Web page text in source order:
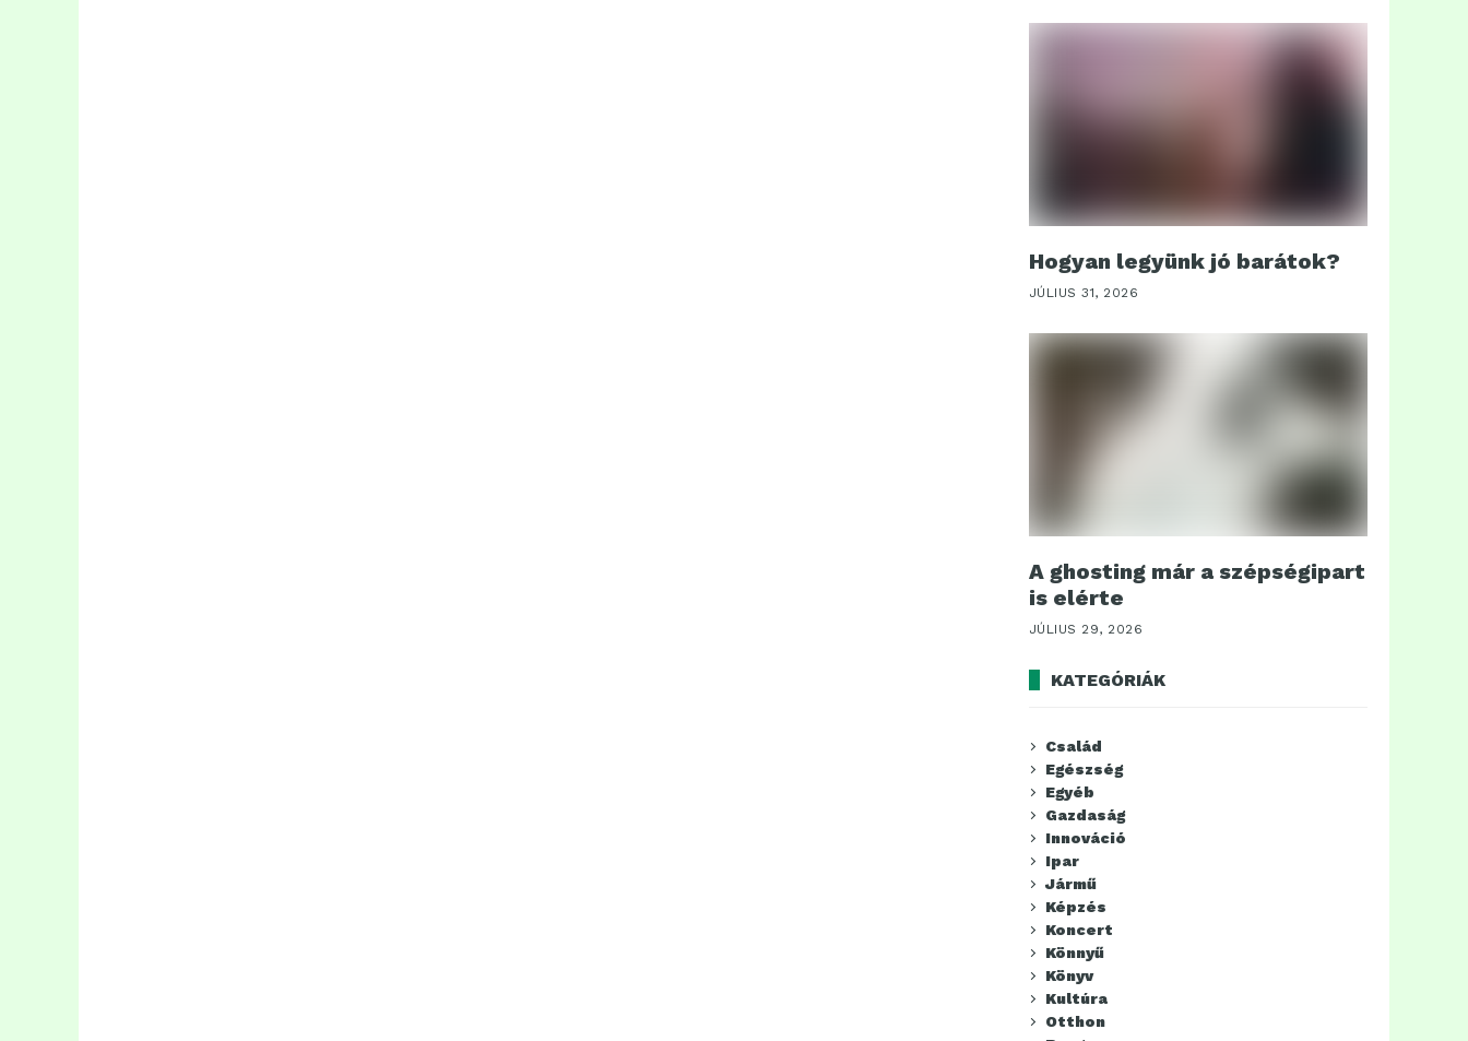
Hogyan legyünk jó barátok?
JÚLIUS 31, 2026
A ghosting már a szépségipart
is elérte
JÚLIUS 29, 2026
KATEGÓRIÁK
Család
Egészség
Egyéb
Gazdaság
Innováció
Ipar
Jármű
Képzés
Koncert
Könnyű
Könyv
Kultúra
Otthon